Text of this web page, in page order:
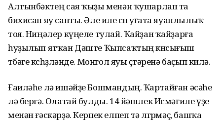
Алтынбәктең сая ҡыҙы менән ҡушарлап та
бихисап яу сапты. Әле иле өсөн уғата яуаплылыҡ
тоя. Ниңәлер күңеле тулай. Ҡайҙан ҡайҙарға
һуҙылып ятҡан Дәште Ҡып­саҡтың көнсығыш
төбәге көсһөҙләнде. Монгол яуы өҫтәренә баҫып килә.
Ғаиләһе лә ишәйҙе Бошмандың. Ҡартайған әсәһе
лә бергә. Олатай булды. 14 йәшлек Исмәғиле үҙе
менән ғәскәрҙә. Керпек елпеп тә өлгөрмәҫ, башҡа